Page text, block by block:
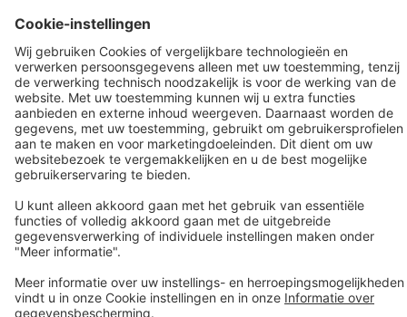
Dräger klantenservice
Over Dräger
Bestellen in onze webshop
Community